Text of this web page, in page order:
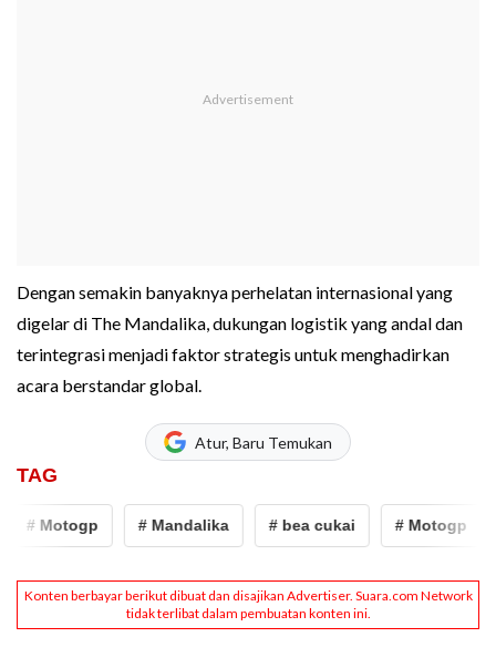
Dengan semakin banyaknya perhelatan internasional yang
digelar di The Mandalika, dukungan logistik yang andal dan
terintegrasi menjadi faktor strategis untuk menghadirkan
acara berstandar global.
Atur, Baru Temukan
TAG
# Motogp # Mandalika # bea cukai # Motogp